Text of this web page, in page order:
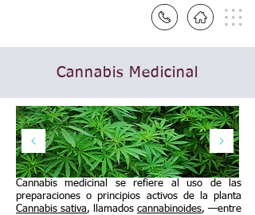
Cannabis Medicinal
Cannabis medicinal se refiere al uso de las
preparaciones o principios activos de la planta
Cannabis sativa, llamados cannabinoides, —entre